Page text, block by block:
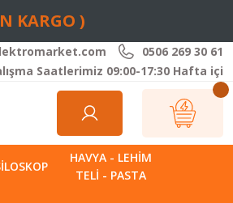
KARGO )
0506 269 30 61
Saatlerimiz 09:00-17:30 Hafta içi
HAVYA - LEHIM
TELI - PASTA